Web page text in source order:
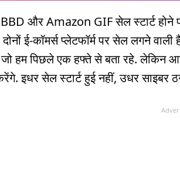
और Amazon GIF सेल स्टार्ट होने
ई-कॉमर्स प्लेटफॉर्म पर सेल लगने
जो हम पिछले एक हफ्ते से बता रहे.
इधर सेल स्टार्ट हुई नहीं, उधर साइबर